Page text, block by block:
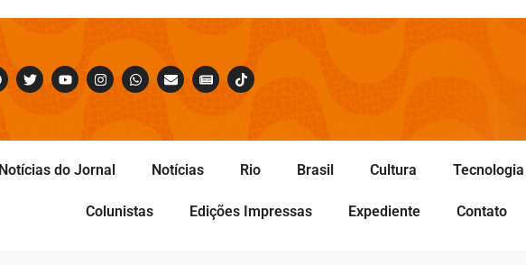
Notícias do Jornal Notícias Rio Brasil Cultura Tecnologia
Colunistas Edições Impressas Expediente Contato